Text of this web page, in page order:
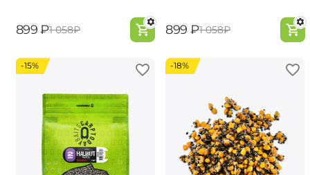
‍899‍ ₽‍1 058‍₽ ‍899‍ ₽‍1 058‍₽
-15% -18%